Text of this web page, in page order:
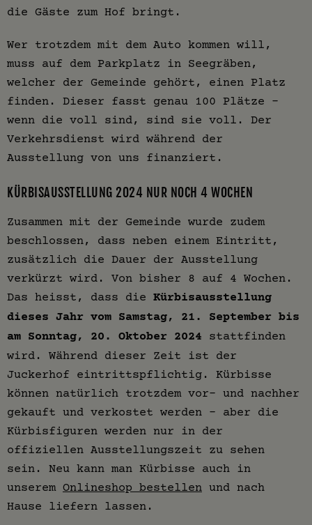
die Gäste zum Hof bringt.
Wer trotzdem mit dem Auto kommen will,
muss auf dem Parkplatz in Seegräben,
welcher der Gemeinde gehört, einen Platz
finden. Dieser fasst genau 100 Plätze –
wenn die voll sind, sind sie voll. Der
Verkehrsdienst wird während der
Ausstellung von uns finanziert.
KÜRBISAUSSTELLUNG 2024 NUR NOCH 4 WOCHEN
Zusammen mit der Gemeinde wurde zudem
beschlossen, dass neben einem Eintritt,
zusätzlich die Dauer der Ausstellung
verkürzt wird. Von bisher 8 auf 4 Wochen.
Das heisst, dass die Kürbisausstellung
dieses Jahr vom Samstag, 21. September bis
am Sonntag, 20. Oktober 2024 stattfinden
wird. Während dieser Zeit ist der
Juckerhof eintrittspflichtig. Kürbisse
können natürlich trotzdem vor- und nachher
gekauft und verkostet werden – aber die
Kürbisfiguren werden nur in der
offiziellen Ausstellungszeit zu sehen
sein. Neu kann man Kürbisse auch in
unserem Onlineshop bestellen und nach
Hause liefern lassen.